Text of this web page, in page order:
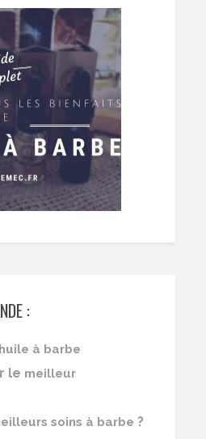
:
huile à barbe
le meilleur
soins à barbe ?